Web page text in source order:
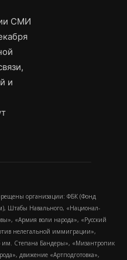
СМИ
и
организации: ФБК (Фонд
Штабы Навального, «Национал-
«Армия воли народа», «Русский
нелегальной иммиграции»,
Степана Бандеры», «Мизантропик
движение «Артподготовка»,